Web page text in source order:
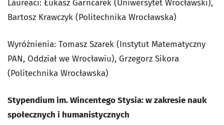
Laureaci: Łukasz Garncarek (Uniwersytet Wrocławski),
Bartosz Krawczyk (Politechnika Wrocławska)
Wyróżnienia: Tomasz Szarek (Instytut Matematyczny
PAN, Oddział we Wrocławiu), Grzegorz Sikora
(Politechnika Wrocławska)
Stypendium im. Wincentego Stysia: w zakresie nauk
społecznych i humanistycznych